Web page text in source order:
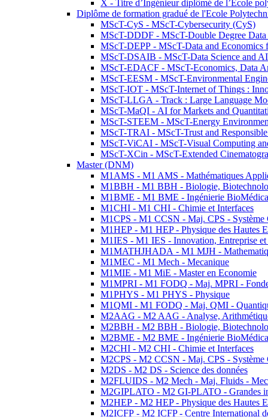
X - Titre d’Ingénieur diplômé de l’École
Diplôme de formation gradué de l'Ecole
MScT-CyS - MScT-Cybersecurity (CyS)
MScT-DDDF - MScT-Double Degree
MScT-DEPP - MScT-Data and
MScT-DSAIB - MScT-Data Science and
MScT-EDACF - MScT-Economics, Data
MScT-EESM - MScT-Environmental
MScT-IOT - MScT-Internet of Things :
MScT-LLGA - Track : Large Language
MScT-MaQI - AI for Markets and
MScT-STEEM - MScT-Energy
MScT-TRAI - MScT-Trust and
MScT-ViCAI - MScT-Visual Computing
MScT-XCin - MScT-Extended
Master (DNM)
M1AMS - M1 AMS - Mathématiques
M1BBH - M1 BBH - Biologie,
M1BME - M1 BME - Ingénierie
M1CHI - M1 CHI - Chimie et Interfaces
M1CPS - M1 CCSN - Maj. CPS - Système
M1HEP - M1 HEP - Physique des Hautes
M1IES - M1 IES - Innovation, Entreprise et
M1MATHJHADA - M1 MJH -
M1MEC - M1 Mech - Mecanique
M1MIE - M1 MiE - Master en Economie
M1MPRI - M1 FODQ - Maj. MPRI -
M1PHYS - M1 PHYS - Physique
M1QMI - M1 FODQ - Maj. QMI -
M2AAG - M2 AAG - Analyse,
M2BBH - M2 BBH - Biologie,
M2BME - M2 BME - Ingénierie
M2CHI - M2 CHI - Chimie et Interfaces
M2CPS - M2 CCSN - Maj. CPS - Système
M2DS - M2 DS - Science des données
M2FLUIDS - M2 Mech - Maj. Fluids -
M2GIPLATO - M2 GI-PLATO - Grandes
M2HEP - M2 HEP - Physique des Hautes
M2ICFP - M2 ICFP - Centre International